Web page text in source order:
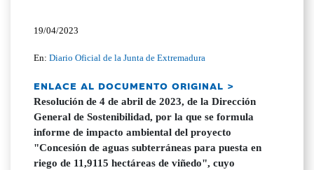
19/04/2023
En:Diario Oficial de la Junta de Extremadura
ENLACE AL DOCUMENTO ORIGINAL >
Resolución de 4 de abril de 2023, de la Dirección
General de Sostenibilidad, por la que se formula
informe de impacto ambiental del proyecto
"Concesión de aguas subterráneas para puesta en
riego de 11,9115 hectáreas de viñedo", cuyo